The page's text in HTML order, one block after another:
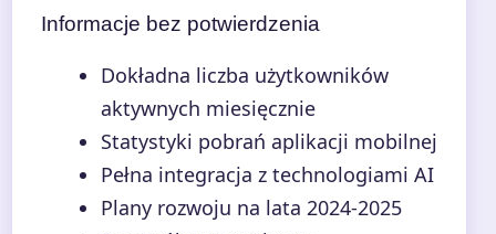
Informacje bez potwierdzenia
Dokładna liczba użytkowników
aktywnych miesięcznie
Statystyki pobrań aplikacji mobilnej
Pełna integracja z technologiami AI
Plany rozwoju na lata 2024-2025